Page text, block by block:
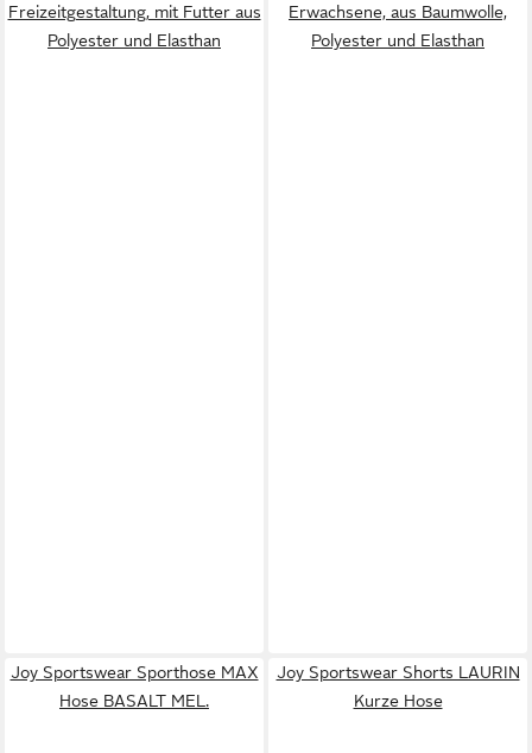
Freizeitgestaltung, mit Futter aus
Polyester und Elasthan
Erwachsene, aus Baumwolle,
Polyester und Elasthan
Joy Sportswear Sporthose MAX
Hose BASALT MEL.
Joy Sportswear Shorts LAURIN
Kurze Hose